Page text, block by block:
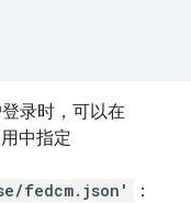
录时，可以在
中指定
fedcm.json'
：